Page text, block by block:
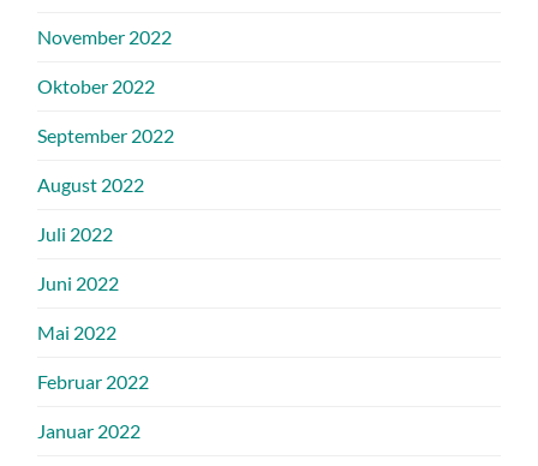
November 2022
Oktober 2022
September 2022
August 2022
Juli 2022
Juni 2022
Mai 2022
Februar 2022
Januar 2022